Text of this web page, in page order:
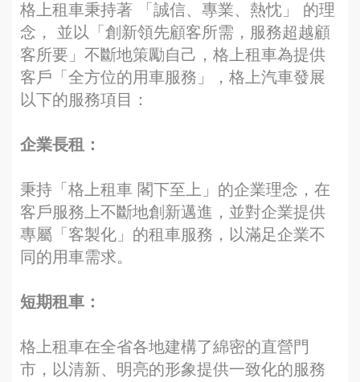
格上租車秉持著 「誠信、專業、熱忱」 的理
念， 並以「創新領先顧客所需，服務超越顧
客所要」不斷地策勵自己，格上租車為提供
客戶「全方位的用車服務」，格上汽車發展
以下的服務項目：
企業長租：
秉持「格上租車 閣下至上」的企業理念，在
客戶服務上不斷地創新邁進，並對企業提供
專屬「客製化」的租車服務，以滿足企業不
同的用車需求。
短期租車：
格上租車在全省各地建構了綿密的直營門
市，以清新、明亮的形象提供一致化的服務